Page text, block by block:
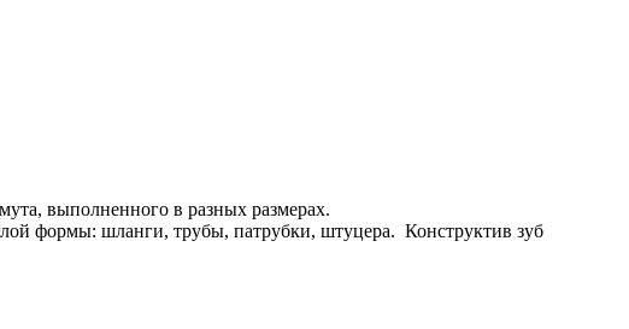
выполненного в разных размерах.
формы: шланги, трубы, патрубки, штуцера. Конструктив зуб